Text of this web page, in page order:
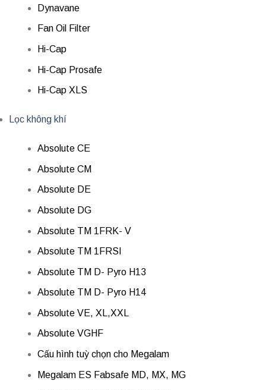
Dynavane
Fan Oil Filter
Hi-Cap
Hi-Cap Prosafe
Hi-Cap XLS
Lọc không khí
Absolute CE
Absolute CM
Absolute DE
Absolute DG
Absolute TM 1FRK- V
Absolute TM 1FRSI
Absolute TM D- Pyro H13
Absolute TM D- Pyro H14
Absolute VE, XL,XXL
Absolute VGHF
Cấu hình tuỳ chọn cho Megalam
Megalam ES Fabsafe MD, MX, MG